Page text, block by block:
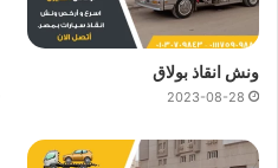
ونش انقاذ بولاق
2023-08-28